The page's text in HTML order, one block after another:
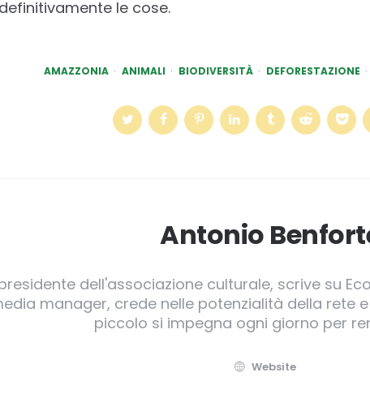
le cose.
AMAZZONIA ANIMALI BIODIVERSITÀ DEFORESTAZIONE
Antonio
dell'associazione culturale, scrive su
manager, crede nelle potenzialità della rete
piccolo si impegna ogni giorno per
Website